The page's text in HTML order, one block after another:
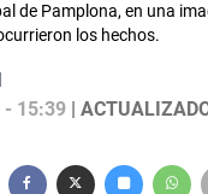
de Pamplona, en una
los hechos.
- 15:39 |